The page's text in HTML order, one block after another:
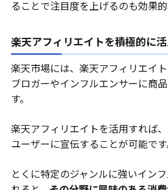
ることで注目度を上げるのも効果的
楽天アフィリエイトを積極的に
楽天市場には、楽天アフィリエイト
ブロガーやインフルエンサーに商
す。
楽天アフィリエイトを活用すれば
ユーザーに宣伝することが可能です
とくに特定のジャンルに強いイン